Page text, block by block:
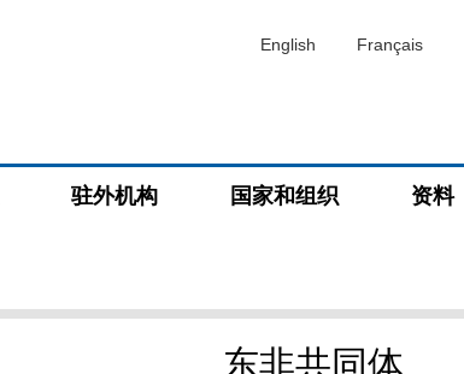
English Français
驻外机构 国家和组织 资料
东非共同体